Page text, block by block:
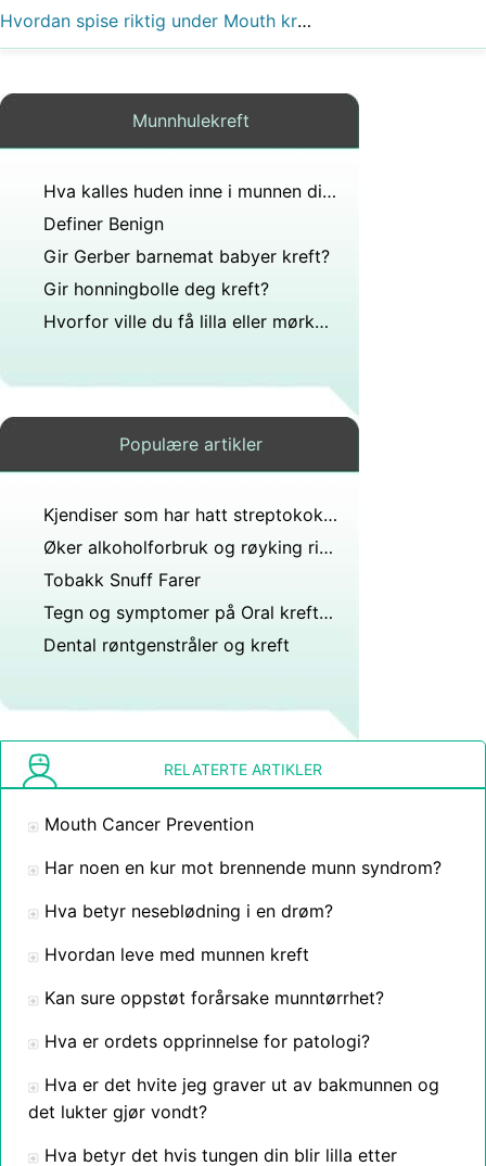
Hvordan spise riktig under Mouth kreft behandlinger
Munnhulekreft
Hva kalles huden inne i munnen din?
Definer Benign
Gir Gerber barnemat babyer kreft?
Gir honningbolle deg kreft?
Hvorfor ville du få lilla eller mørke misfargede lepper?
Populære artikler
Kjendiser som har hatt streptokokker i halsen?
Øker alkoholforbruk og røyking risikoen for munnhulekreft?
Tobakk Snuff Farer
Tegn og symptomer på Oral kreft forårsaket av HPV
Dental røntgenstråler og kreft
RELATERTE ARTIKLER
Mouth Cancer Prevention
Har noen en kur mot brennende munn syndrom?
Hva betyr neseblødning i en drøm?
Hvordan leve med munnen kreft
Kan sure oppstøt forårsake munntørrhet?
Hva er ordets opprinnelse for patologi?
Hva er det hvite jeg graver ut av bakmunnen og
det lukter gjør vondt?
Hva betyr det hvis tungen din blir lilla etter